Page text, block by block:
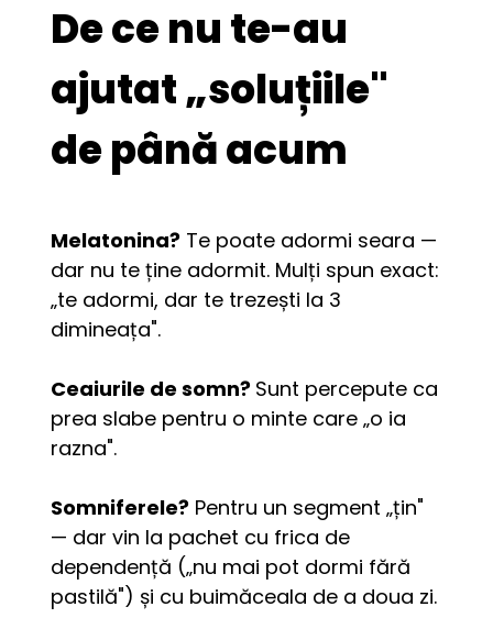
De ce nu te-au
ajutat „soluțiile"
de până acum
Melatonina? Te poate adormi seara —
dar nu te ține adormit. Mulți spun exact:
„te adormi, dar te trezești la 3
dimineața".
Ceaiurile de somn? Sunt percepute ca
prea slabe pentru o minte care „o ia
razna".
Somniferele? Pentru un segment „țin"
— dar vin la pachet cu frica de
dependență („nu mai pot dormi fără
pastilă") și cu buimăceala de a doua zi.